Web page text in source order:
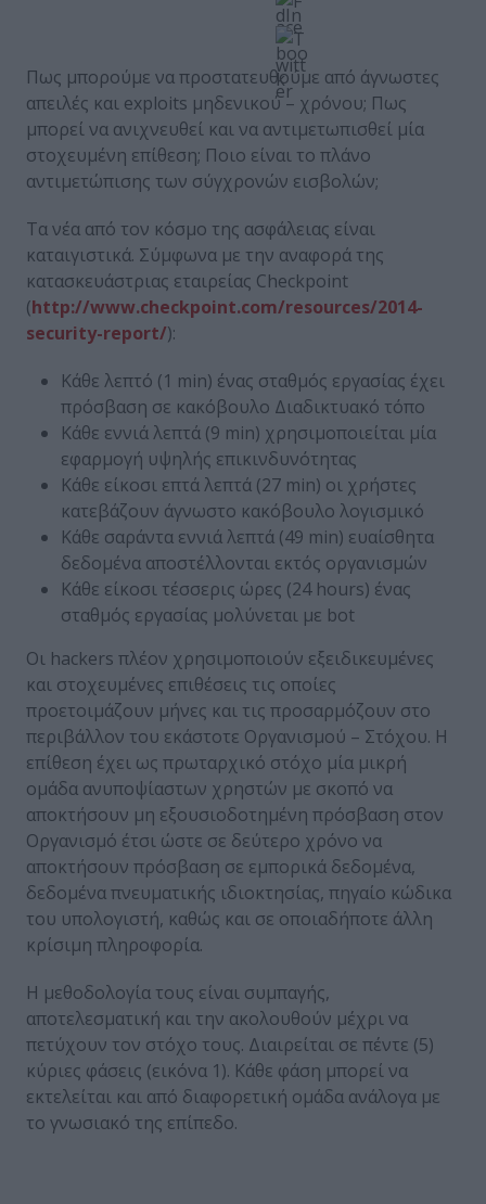
Πως μπορούμε να προστατευθούμε από άγνωστες
απειλές και exploits μηδενικού – χρόνου; Πως
μπορεί να ανιχνευθεί και να αντιμετωπισθεί μία
στοχευμένη επίθεση; Ποιο είναι το πλάνο
αντιμετώπισης των σύγχρονών εισβολών;
Τα νέα από τον κόσμο της ασφάλειας είναι
καταιγιστικά. Σύμφωνα με την αναφορά της
κατασκευάστριας εταιρείας Checkpoint
(http://www.checkpoint.com/resources/2014-
security-report/):
Κάθε λεπτό (1 min) ένας σταθμός εργασίας έχει
πρόσβαση σε κακόβουλο Διαδικτυακό τόπο
Κάθε εννιά λεπτά (9 min) χρησιμοποιείται μία
εφαρμογή υψηλής επικινδυνότητας
Κάθε είκοσι επτά λεπτά (27 min) οι χρήστες
κατεβάζουν άγνωστο κακόβουλο λογισμικό
Κάθε σαράντα εννιά λεπτά (49 min) ευαίσθητα
δεδομένα αποστέλλονται εκτός οργανισμών
Κάθε είκοσι τέσσερις ώρες (24 hours) ένας
σταθμός εργασίας μολύνεται με bot
Οι hackers πλέον χρησιμοποιούν εξειδικευμένες
και στοχευμένες επιθέσεις τις οποίες
προετοιμάζουν μήνες και τις προσαρμόζουν στο
περιβάλλον του εκάστοτε Οργανισμού – Στόχου. Η
επίθεση έχει ως πρωταρχικό στόχο μία μικρή
ομάδα ανυποψίαστων χρηστών με σκοπό να
αποκτήσουν μη εξουσιοδοτημένη πρόσβαση στον
Οργανισμό έτσι ώστε σε δεύτερο χρόνο να
αποκτήσουν πρόσβαση σε εμπορικά δεδομένα,
δεδομένα πνευματικής ιδιοκτησίας, πηγαίο κώδικα
του υπολογιστή, καθώς και σε οποιαδήποτε άλλη
κρίσιμη πληροφορία.
Η μεθοδολογία τους είναι συμπαγής,
αποτελεσματική και την ακολουθούν μέχρι να
πετύχουν τον στόχο τους. Διαιρείται σε πέντε (5)
κύριες φάσεις (εικόνα 1). Κάθε φάση μπορεί να
εκτελείται και από διαφορετική ομάδα ανάλογα με
το γνωσιακό της επίπεδο.